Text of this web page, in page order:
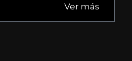
Ver más